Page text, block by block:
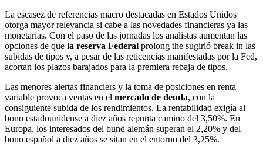
La escasez de referencias macro destacadas en Estados Unidos
otorga mayor relevancia si cabe a las novedades financieras ya las
monetarias. Con el paso de las jornadas los analistas aumentan las
opciones de que la reserva Federal prolong the sugirió break in las
subidas de tipos y, a pesar de las reticencias manifestadas por la Fed,
acortan los plazos barajados para la premiera rebaja de tipos.
Las menores alertas financiers y la toma de posiciones en renta
variable provoca ventas en el mercado de deuda, con la
consiguiente subida de los rendimientos. La rentabilidad exigía al
bono estadounidense a diez años repunta camino del 3,50%. En
Europa, los interesados ​​del bund alemán superan el 2,20% y del
bono español a diez años se sitan en el entorno del 3,25%.